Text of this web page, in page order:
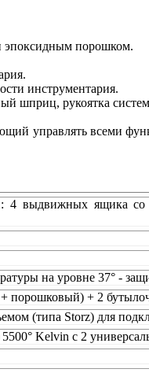
эпоксидным порошком.
инструментария.
шприц, рукоятка
управлять всеми
4 выдвижных ящика
на уровне 37° -
порошковый) + 2
(типа Storz) для
Kelvin с 2